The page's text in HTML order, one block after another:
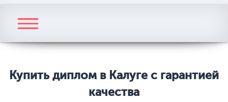
Купить диплом в Калуге с гарантией
качества